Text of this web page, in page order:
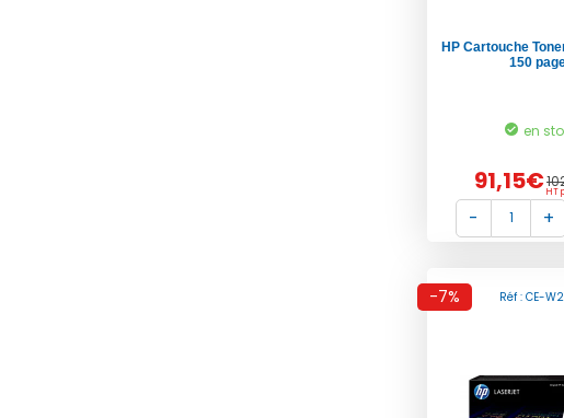
HP Cartouche
150
en
91,15€HT
-7% Réf : CE-